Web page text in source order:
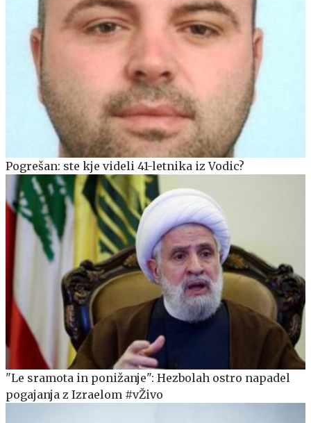
Pogrešan: ste kje videli 41-letnika iz Vodic?
"Le sramota in ponižanje": Hezbolah ostro napadel
pogajanja z Izraelom #vŽivo